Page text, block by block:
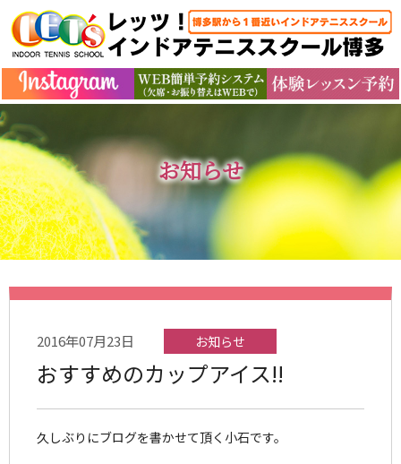
お知らせ
2016年07月23日 お知らせ
おすすめのカップアイス!!
久しぶりにブログを書かせて頂く小石です。